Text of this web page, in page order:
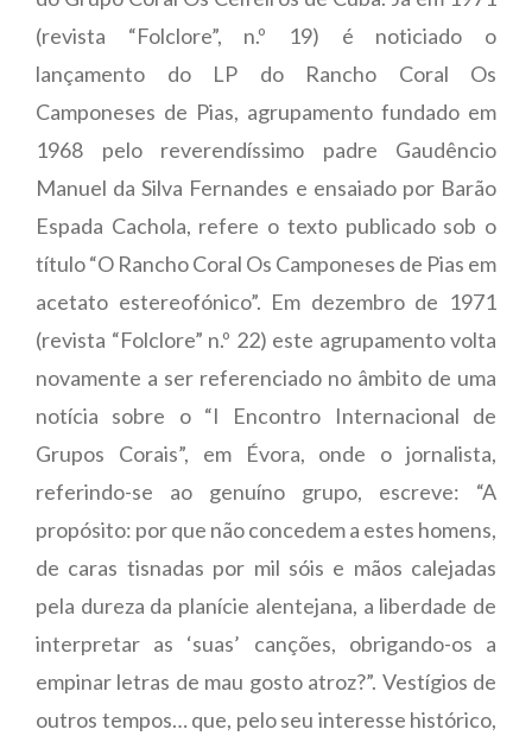
(revista “Folclore”, n.º 19) é noticiado o
lançamento do LP do Rancho Coral Os
Camponeses de Pias, agrupamento fundado em
1968 pelo reverendíssimo padre Gaudêncio
Manuel da Silva Fernandes e ensaiado por Barão
Espada Cachola, refere o texto publicado sob o
título “O Rancho Coral Os Camponeses de Pias em
acetato estereofónico”. Em dezembro de 1971
(revista “Folclore” n.º 22) este agrupamento volta
novamente a ser referenciado no âmbito de uma
notícia sobre o “I Encontro Internacional de
Grupos Corais”, em Évora, onde o jornalista,
referindo-se ao genuíno grupo, escreve: “A
propósito: por que não concedem a estes homens,
de caras tisnadas por mil sóis e mãos calejadas
pela dureza da planície alentejana, a liberdade de
interpretar as ‘suas’ canções, obrigando-os a
empinar letras de mau gosto atroz?”. Vestígios de
outros tempos… que, pelo seu interesse histórico,